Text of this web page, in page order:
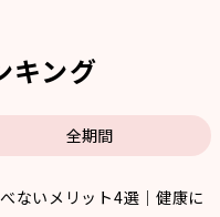
キング
全期間
ないメリット4選｜健康に